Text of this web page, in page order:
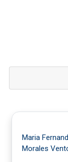
Maria
Morales